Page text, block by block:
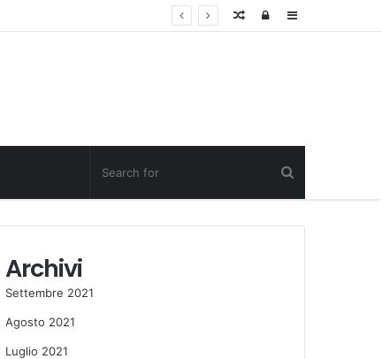
Sidebar
Log
Random
Archivi
Settembre 2021
Agosto 2021
Luglio 2021